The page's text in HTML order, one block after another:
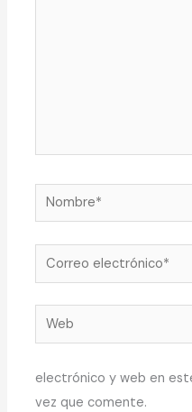
Nombre*
Correo
electrónico*
Web
electrónico y web en
vez que comente.